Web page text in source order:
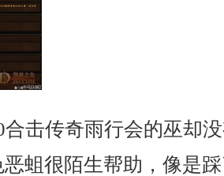
击传奇雨行会的巫却
蛆很陌生帮助，像是